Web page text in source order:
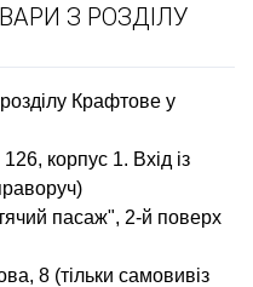
З РОЗДІЛУ
Крафтове у
корпус 1. Вхід із
пасаж", 2-й поверх
8 (тільки самовивіз